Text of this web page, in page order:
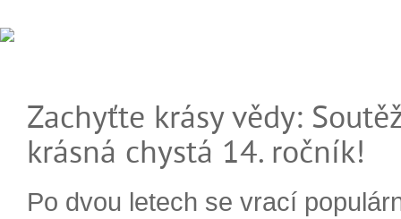
Zachyťte krásy vědy:
krásná chystá 14. ročník!
Po dvou letech se vrací